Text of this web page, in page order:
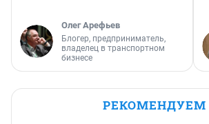
Олег Арефьев
Блогер, предприниматель,
владелец в транспортном
бизнесе
РЕКОМЕНДУЕМ